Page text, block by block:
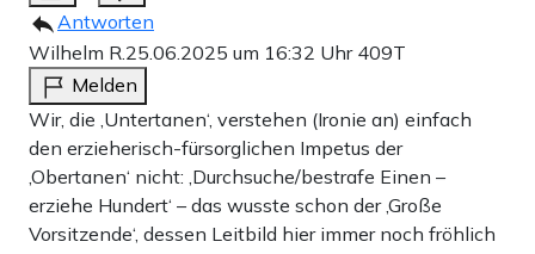
Antworten
Wilhelm R. 25.06.2025 um 16:32 Uhr 409T
Melden
Wir, die ‚Untertanen‘, verstehen (Ironie an) einfach
den erzieherisch-fürsorglichen Impetus der
‚Obertanen‘ nicht: ‚Durchsuche/bestrafe Einen –
erziehe Hundert‘ – das wusste schon der ‚Große
Vorsitzende‘, dessen Leitbild hier immer noch fröhlich